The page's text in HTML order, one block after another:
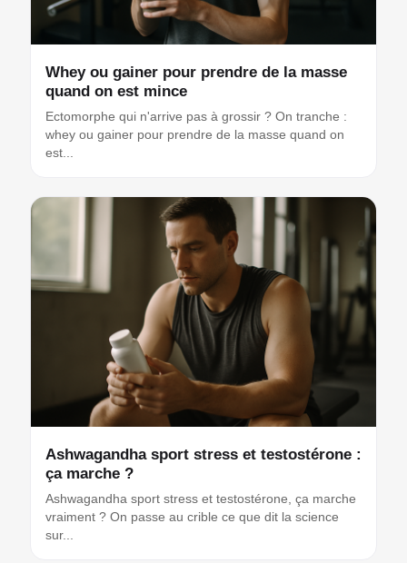
Whey ou gainer pour prendre de la masse
quand on est mince
Ectomorphe qui n'arrive pas à grossir ? On tranche :
whey ou gainer pour prendre de la masse quand on
est...
Ashwagandha sport stress et testostérone :
ça marche ?
Ashwagandha sport stress et testostérone, ça marche
vraiment ? On passe au crible ce que dit la science
sur...